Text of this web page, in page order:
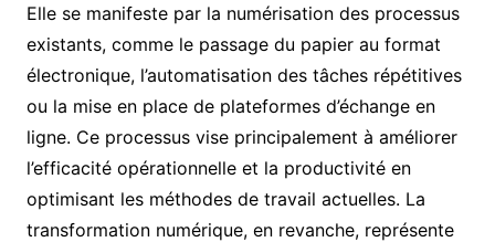
Elle se manifeste par la numérisation des processus
existants, comme le passage du papier au format
électronique, l’automatisation des tâches répétitives
ou la mise en place de plateformes d’échange en
ligne. Ce processus vise principalement à améliorer
l’efficacité opérationnelle et la productivité en
optimisant les méthodes de travail actuelles. La
transformation numérique, en revanche, représente